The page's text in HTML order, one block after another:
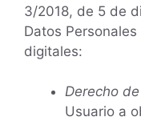
3/2018, de 5 de
Datos
digitales:
Derecho
Usuario a